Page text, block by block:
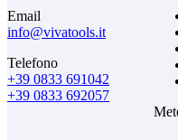
Email
info@vivatools.it
Telefono
+39 0833 691042
+39 0833 692057